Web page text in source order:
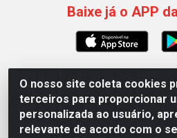
O nosso site coleta cookies
terceiros para proporcionar
personalizada ao usuário,
relevante de acordo com o
Baixe já o APP
Polybalas - Rua João Miguel de
Ernesto Geisel, João Pessoa/PB -
00.909.327/